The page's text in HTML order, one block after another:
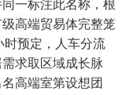
一标注此名称，根
高端贸易体完整笼
预定，人车分流
求取区域成长脉
高端室第设想团